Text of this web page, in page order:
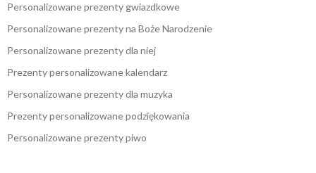
Personalizowane prezenty gwiazdkowe
Personalizowane prezenty na Boże Narodzenie
Personalizowane prezenty dla niej
Prezenty personalizowane kalendarz
Personalizowane prezenty dla muzyka
Prezenty personalizowane podziękowania
Personalizowane prezenty piwo